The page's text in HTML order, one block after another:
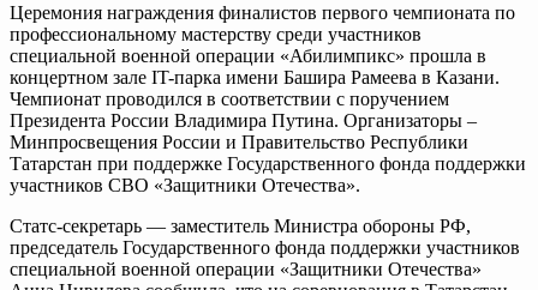
Церемония награждения финалистов первого чемпионата по
профессиональному мастерству среди участников
специальной военной операции «Абилимпикс» прошла в
концертном зале IT-парка имени Башира Рамеева в Казани.
Чемпионат проводился в соответствии с поручением
Президента России Владимира Путина. Организаторы –
Минпросвещения России и Правительство Республики
Татарстан при поддержке Государственного фонда поддержки
участников СВО «Защитники Отечества».
Статс-секретарь — заместитель Министра обороны РФ,
председатель Государственного фонда поддержки участников
специальной военной операции «Защитники Отечества»